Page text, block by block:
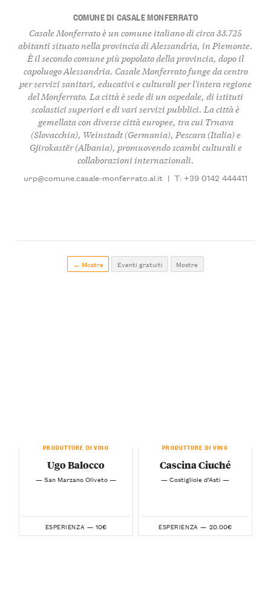
COMUNE DI CASALE MONFERRATO
Casale Monferrato è un comune italiano di circa 33.725
abitanti situato nella provincia di Alessandria, in Piemonte.
È il secondo comune più popolato della provincia, dopo il
capoluogo Alessandria. Casale Monferrato funge da centro
per servizi sanitari, educativi e culturali per l'intera regione
del Monferrato. La città è sede di un ospedale, di istituti
scolastici superiori e di vari servizi pubblici. La città è
gemellata con diverse città europee, tra cui Trnava
(Slovacchia), Weinstadt (Germania), Pescara (Italia) e
Gjirokastër (Albania), promuovendo scambi culturali e
collaborazioni internazionali.
urp@comune.casale-monferrato.al.it | T: +39 0142 444411
← Mostre Eventi gratuiti Mostre
PRODUTTORE DI VINO
Ugo Balocco
— San Marzano Oliveto —
ESPERIENZA — 10€
PRODUTTORE DI VINO
Cascina Ciuché
— Costigliole d’Asti —
ESPERIENZA — 20.00€